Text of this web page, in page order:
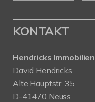
KONTAKT
Hendricks Immobilien
David Hendricks
Alte Hauptstr. 35
D-41470 Neuss